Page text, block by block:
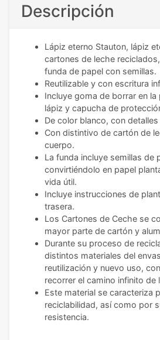
Descripción
Lápiz eterno Stauton, lápiz
cartones de leche
funda de papel con semillas.
Reutilizable y con escritura
Incluye goma de borrar en
lápiz y capucha de
De color blanco, con detalles
Con distintivo de cartón de
cuerpo.
La funda incluye semillas de
convirtiéndolo en papel
vida útil.
Incluye instrucciones de
trasera.
Los Cartones de Ceche se
mayor parte de cartón y
Durante su proceso de
distintos materiales del
reutilización y nuevo uso,
recorrer el camino infinito de
Este material se caracteriza
reciclabilidad, así como por
resistencia.